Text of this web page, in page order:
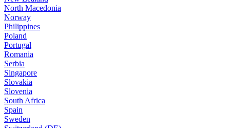
North Macedonia
Norway
Philippines
Poland
Portugal
Romania
Serbia
Singapore
Slovakia
Slovenia
South Africa
Spain
Sweden